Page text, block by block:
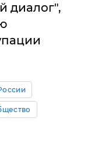
диалог",